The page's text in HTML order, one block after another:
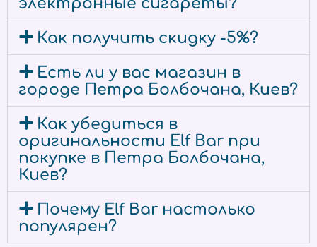
электронные сигареты?
Как получить скидку -5%?
Есть ли у вас магазин в
городе Петра Болбочана, Киев?
Как убедиться в
оригинальности Elf Bar при
покупке в Петра Болбочана,
Киев?
Почему Elf Bar настолько
популярен?